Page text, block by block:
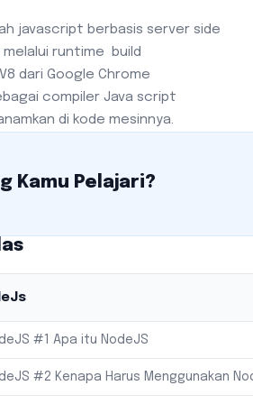
javascript berbasis server side
melalui runtime build
dari Google Chrome
compiler Java script
di kode mesinnya.
Kamu Pelajari?
#1 Apa itu NodeJS
#2 Kenapa Harus Menggunakan